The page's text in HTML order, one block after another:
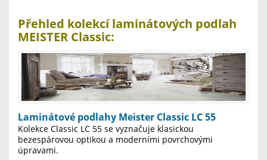
Přehled kolekcí laminátových podlah
MEISTER Classic:
Laminátové podlahy Meister Classic LC 55
Kolekce Classic LC 55 se vyznačuje klasickou
bezespárovou optikou a moderními povrchovými
úpravami.